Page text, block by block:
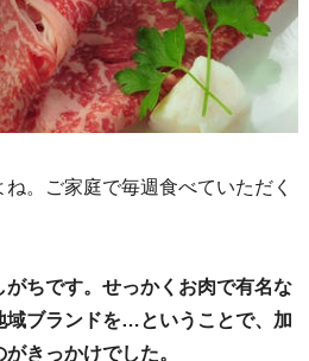
。ご家庭で毎週食べていただく
ちです。せっかくお肉で有名な
域ブランドを…ということで、加
きっかけでした。